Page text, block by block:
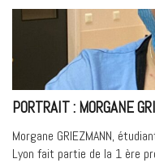
:
PORTRAIT : MORGANE
Morgane GRIEZMANN,
Lyon fait partie de la 1 ère